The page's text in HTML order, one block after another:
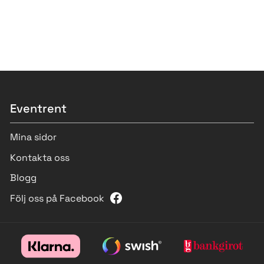
Eventrent
Mina sidor
Kontakta oss
Blogg
Följ oss på Facebook